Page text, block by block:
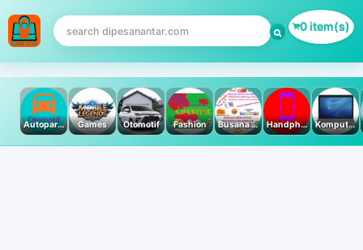
0 item(s)
Autoparts Games Otomotif Fashion Busana Muslim Handphone & Tablet Komputer PC & Laptop